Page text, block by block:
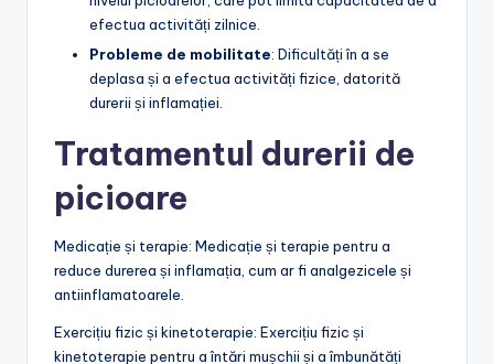
efectua activități zilnice.
Probleme de mobilitate: Dificultăți în a se
deplasa și a efectua activități fizice, datorită
durerii și inflamației.
Tratamentul durerii de
picioare
Medicație și terapie: Medicație și terapie pentru a
reduce durerea și inflamația, cum ar fi analgezicele și
antiinflamatoarele.
Exercițiu fizic și kinetoterapie: Exercițiu fizic și
kinetoterapie pentru a întări mușchii și a îmbunătăți